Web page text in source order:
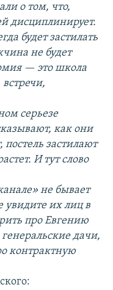
о том, что,
дисциплинирует.
будет застилать
не будет
— это школа
серьезе
как они
застилают
И тут слово
не бывает
увидите их лиц в
про Евгению
дачи,
контрактную